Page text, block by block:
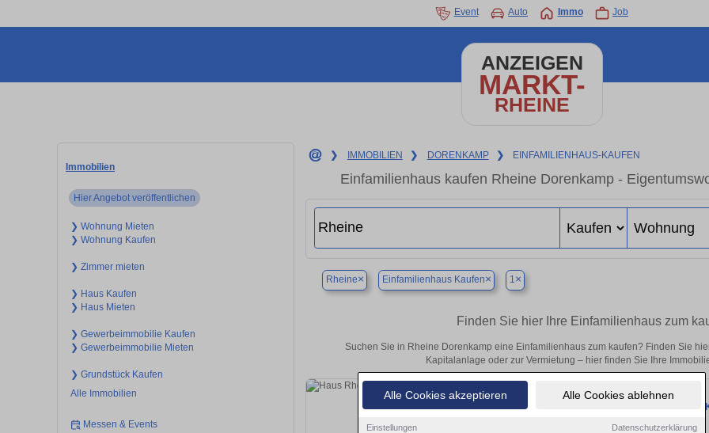
Alle Cookies akzeptieren Alle Cookies ablehnen
Einstellungen Datenschutzerklärung
Event Auto Immo Job
ANZEIGEN
MARKT-
RHEINE
Immobilien
Hier Angebot veröffentlichen
❯ Wohnung Mieten
❯ Wohnung Kaufen
❯ Zimmer mieten
❯ Haus Kaufen
❯ Haus Mieten
❯ Gewerbeimmobilie Kaufen
❯ Gewerbeimmobilie Mieten
❯ Grundstück Kaufen
Alle Immobilien
Messen & Events
❯ IMMOBILIEN ❯ DORENKAMP ❯ EINFAMILIENHAUS-KAUFEN
Einfamilienhaus kaufen Rheine Dorenkamp -
Rheine× Einfamilienhaus Kaufen× 1×
Finden Sie hier Ihre Einfamilienhaus zum
Suchen Sie in Rheine Dorenkamp eine Einfamilienhaus zum kaufen? Finden Sie
Kapitalanlage oder zur Vermietung – hier finden Sie Ihre
Haus zum